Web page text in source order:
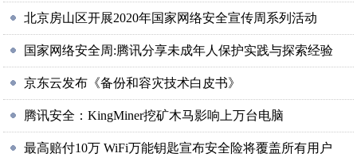
北京房山区开展2020年国家网络安全宣传周系列活动
国家网络安全周:腾讯分享未成年人保护实践与探索经验
京东云发布《备份和容灾技术白皮书》
腾讯安全：KingMiner挖矿木马影响上万台电脑
最高赔付10万 WiFi万能钥匙宣布安全险将覆盖所有用户